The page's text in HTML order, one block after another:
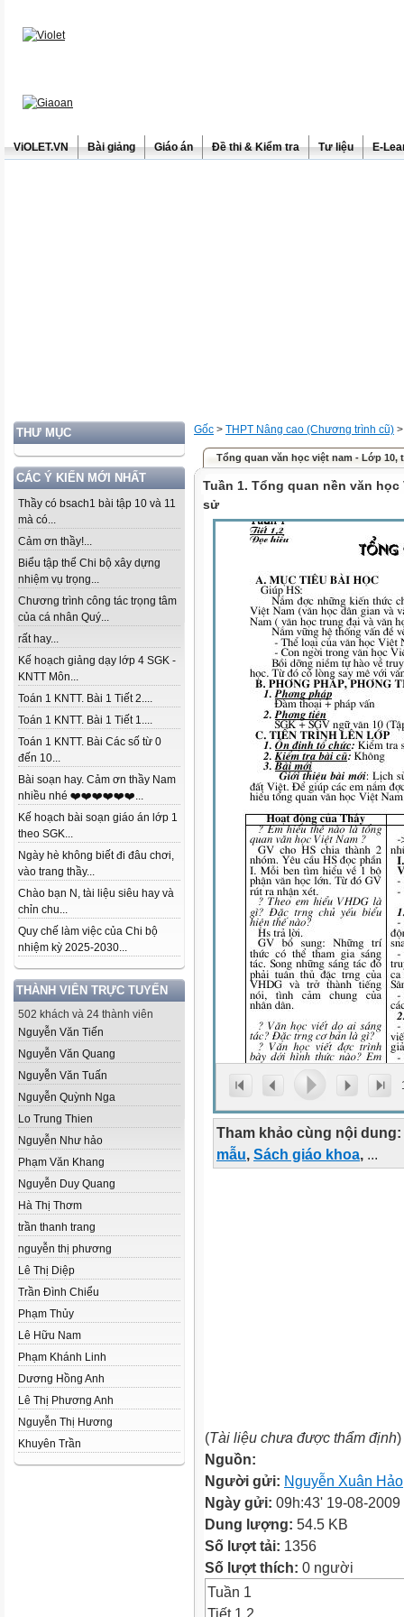
ViOLET.VN Bài giảng Giáo án Đề thi & Kiểm tra Tư liệu E-
THƯ MỤC
CÁC Ý KIẾN MỚI NHẤT
Thầy có bsach1 bài tập 10 và 11
mà có...
Cảm ơn thầy!...
Biểu tập thể Chi bộ xây dựng
nhiệm vụ trọng...
Chương trình công tác trọng tâm
của cá nhân Quý...
rất hay...
Kế hoạch giảng dạy lớp 4 SGK -
KNTT Môn...
Toán 1 KNTT. Bài 1 Tiết 2....
Toán 1 KNTT. Bài 1 Tiết 1....
Toán 1 KNTT. Bài Các số từ 0
đến 10...
Bài soạn hay. Cảm ơn thầy Nam
nhiều nhé ❤️❤️❤️❤️❤️❤️...
Kế hoạch bài soạn giáo án lớp 1
theo SGK...
Ngày hè không biết đi đâu chơi,
vào trang thầy...
Chào bạn N, tài liệu siêu hay và
chỉn chu...
Quy chế làm việc của Chi bộ
nhiệm kỳ 2025-2030...
THÀNH VIÊN TRỰC TUYẾN
502 khách và 24 thành viên
Nguyễn Văn Tiến
Nguyễn Văn Quang
Nguyễn Văn Tuấn
Nguyễn Quỳnh Nga
Lo Trung Thien
Nguyễn Như hảo
Phạm Văn Khang
Nguyễn Duy Quang
Hà Thị Thơm
trần thanh trang
nguyễn thị phương
Lê Thị Diệp
Trần Đình Chiểu
Phạm Thủy
Lê Hữu Nam
Phạm Khánh Linh
Dương Hồng Anh
Lê Thị Phương Anh
Nguyễn Thị Hương
Khuyên Trần
Gốc > THPT Nâng cao (Chương trình cũ)
Tổng quan văn học việt nam - Lớp 10,
Tuần 1. Tổng quan nền văn
sử
Tham khảo cùng nội dung:
mẫu, Sách giáo khoa, ...
(Tài liệu chưa được thẩm định)
Nguồn:
Người gửi: Nguyễn Xuân Hảo
Ngày gửi: 09h:43' 19-08-2009
Dung lượng: 54.5 KB
Số lượt tải: 1356
Số lượt thích: 0 người
Tuần 1
Tiết 1,2